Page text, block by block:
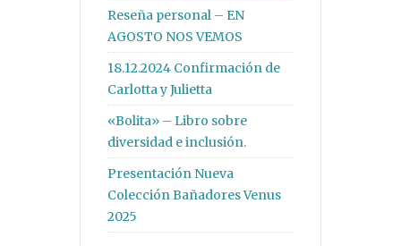
Reseña personal – EN
AGOSTO NOS VEMOS
18.12.2024 Confirmación de
Carlotta y Julietta
«Bolita» – Libro sobre
diversidad e inclusión.
Presentación Nueva
Colección Bañadores Venus
2025